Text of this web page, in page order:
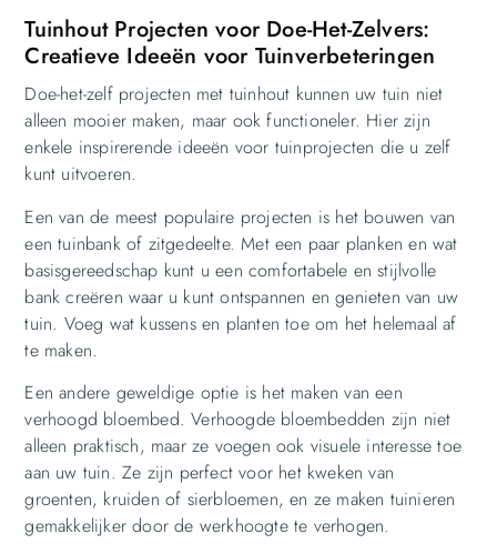
Tuinhout Projecten voor Doe-Het-Zelvers:
Creatieve Ideeën voor Tuinverbeteringen
Doe-het-zelf projecten met tuinhout kunnen uw tuin niet
alleen mooier maken, maar ook functioneler. Hier zijn
enkele inspirerende ideeën voor tuinprojecten die u zelf
kunt uitvoeren.
Een van de meest populaire projecten is het bouwen van
een tuinbank of zitgedeelte. Met een paar planken en wat
basisgereedschap kunt u een comfortabele en stijlvolle
bank creëren waar u kunt ontspannen en genieten van uw
tuin. Voeg wat kussens en planten toe om het helemaal af
te maken.
Een andere geweldige optie is het maken van een
verhoogd bloembed. Verhoogde bloembedden zijn niet
alleen praktisch, maar ze voegen ook visuele interesse toe
aan uw tuin. Ze zijn perfect voor het kweken van
groenten, kruiden of sierbloemen, en ze maken tuinieren
gemakkelijker door de werkhoogte te verhogen.